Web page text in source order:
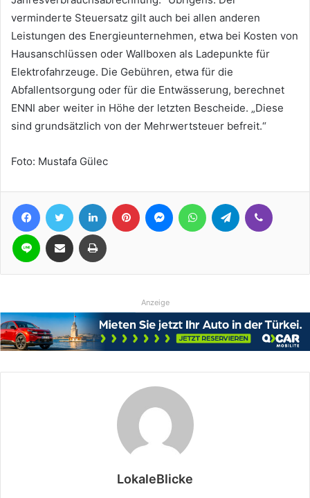
verminderte Steuersatz gilt auch bei allen anderen
Leistungen des Energieunternehmen, etwa bei Kosten von
Hausanschlüssen oder Wallboxen als Ladepunkte für
Elektrofahrzeuge. Die Gebühren, etwa für die
Abfallentsorgung oder für die Entwässerung, berechnet
ENNI aber weiter in Höhe der letzten Bescheide. „Diese
sind grundsätzlich von der Mehrwertsteuer befreit.“
Foto: Mustafa Gülec
FacebookTwitter LinkedIn Pinterest MessengerWhatsAppTelegram
Line Teile per E-Mail Drucken
Anzeige
LokaleBlicke